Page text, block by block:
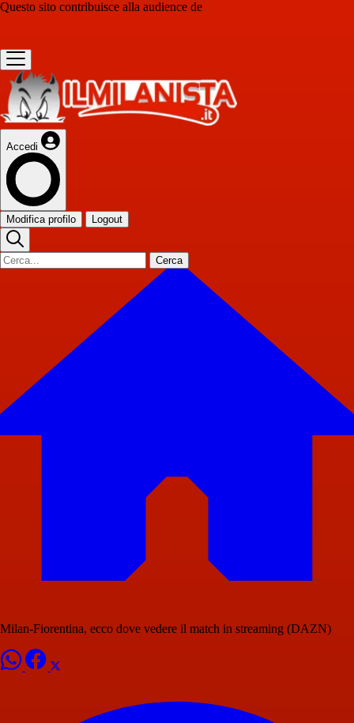
Questo sito contribuisce alla audience de
Accedi
Modifica profilo Logout
Cerca
Milan-Fiorentina, ecco dove vedere il match in streaming (DAZN)